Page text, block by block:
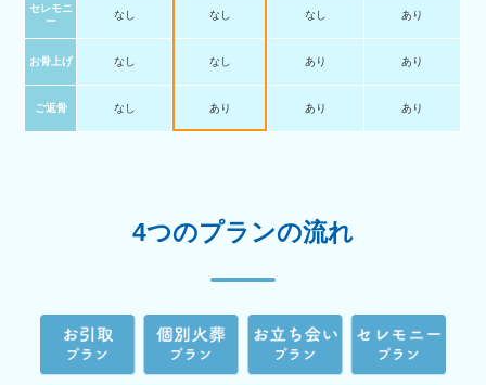
セレモニ
ー
なし なし なし あり
お骨上げ なし なし あり あり
ご返骨 なし あり あり あり
4つのプランの流れ